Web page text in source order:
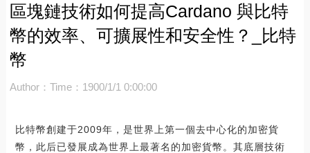
區塊鏈技術如何提高Cardano 與比特
幣的效率、可擴展性和安全性？_比特
幣
Author： Time：1900/1/1 0:00:00
比特幣創建于2009年，是世界上第一個去中心化的加密貨
幣，此后已發展成為世界上最著名的加密貨幣。其底層技術